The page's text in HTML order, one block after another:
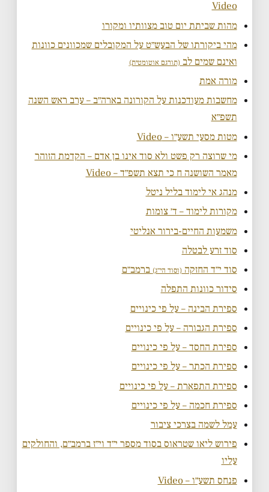
Video
מהות שביתת יום טוב מצוותיו ומקורו
מהי ביקורתו של הבעש״ט על המקובלים שמכוונים כוונות
ואינם שמים לב(תורגם אוטומטית)
מורה אמת
מחשבות מעודכנות על הקורונה בארה״ב – ערב ראש השנה
תשפ״א
מטות מסעי תשע״ו – Video
מי שרוצה רק פשט ולא סוד אינו בן אדם – הקדמת הזוהר
מאמר השושנה ח כי תצא תשפ״ד – Video
מנהג אי לימוד בליל ניטל
מקורות לימוד – ד׳ צומות
משמעות החיים-בירור אנליטי
סוד זרע לבטלה
סוד י״ד החזקה(וסוד הי״ג) ברמב״ם
סידור כוונות התפלה
ספירת הבינה – על פי כינויים
ספירת הגבורה – על פי כינויים
ספירת החסד – על פי כינויים
ספירת הכתר – על פי כינויים
ספירת התפארת – על פי כינויים
ספירת חכמה – על פי כינויים
עמל לשמה בצרכי ציבור
פירוש ליאו שטראוס בסוד מספר י״ד וי״ז ברמב״ם, והחולקים
עליו
פנחס תשע״ו – Video